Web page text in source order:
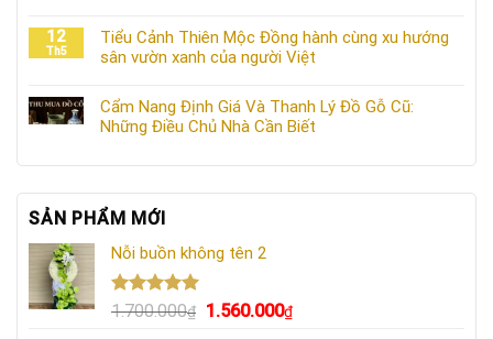
12
Th5
Tiểu Cảnh Thiên Mộc Đồng hành cùng xu hướng
sân vườn xanh của người Việt
Cẩm Nang Định Giá Và Thanh Lý Đồ Gỗ Cũ:
Những Điều Chủ Nhà Cần Biết
SẢN PHẨM MỚI
Nỗi buồn không tên 2
Được xếp
1.700.000₫
Giá
1.560.000₫Giá